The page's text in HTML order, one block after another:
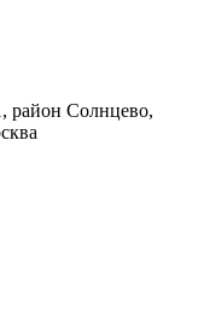
район Солнцево,